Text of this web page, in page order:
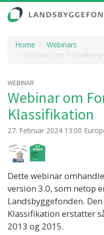
Home
Webinars
Webinar om
WEBINAR
Webinar om
Klassifikation
27. Februar 2024 13:00
Dette webinar
version 3.0, som netop
Landsbyggefonden.
Klassifikation erstatter
2013 og 2015.